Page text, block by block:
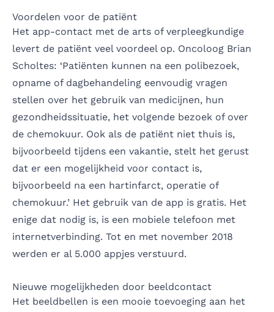
Voordelen voor de patiënt
Het app-contact met de arts of verpleegkundige
levert de patiënt veel voordeel op. Oncoloog Brian
Scholtes: ‘Patiënten kunnen na een polibezoek,
opname of dagbehandeling eenvoudig vragen
stellen over het gebruik van medicijnen, hun
gezondheidssituatie, het volgende bezoek of over
de chemokuur. Ook als de patiënt niet thuis is,
bijvoorbeeld tijdens een vakantie, stelt het gerust
dat er een mogelijkheid voor contact is,
bijvoorbeeld na een hartinfarct, operatie of
chemokuur.’ Het gebruik van de app is gratis. Het
enige dat nodig is, is een mobiele telefoon met
internetverbinding. Tot en met november 2018
werden er al 5.000 appjes verstuurd.
Nieuwe mogelijkheden door beeldcontact
Het beeldbellen is een mooie toevoeging aan het